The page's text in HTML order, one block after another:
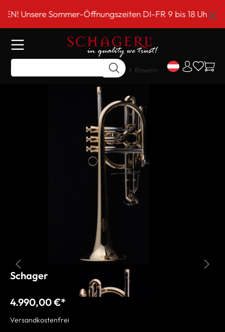
springen
Sommer-Öffnungszeiten DI-FR 9 bis 18 Uhr!***
Home Meisterinstrumente Raweni
Schagerl B-Trompete "RAWENI" roh
4.990,00 €*
Versandkostenfrei